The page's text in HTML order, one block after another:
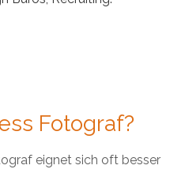
Fotograf?
eignet sich oft besser